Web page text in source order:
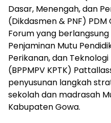
Dasar, Menengah, dan
(Dikdasmen & PNF)
Forum yang
Penjaminan Mutu
Perikanan, dan
(BPPMPV KPTK)
penyusunan langkah
sekolah dan madrasah
Kabupaten Gowa.